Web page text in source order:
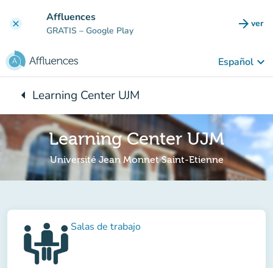
clear Affluences
GRATIS – Google Play arrow_forward ver
Español keyboard_arrow_down
arrow_leftVuelta:
Learning Center UJM
Learning Center UJM
Université Jean Monnet Saint-Etienne
Salas de trabajo